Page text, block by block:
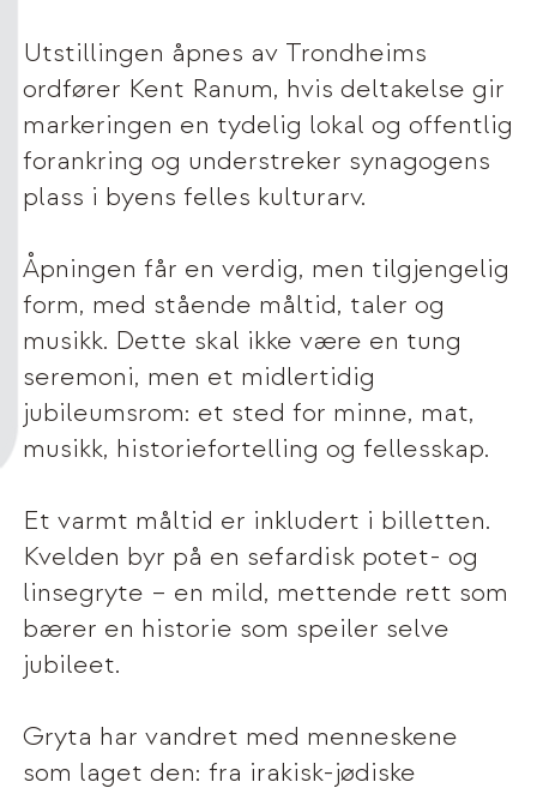
Utstillingen åpnes av Trondheims
ordfører Kent Ranum, hvis deltakelse gir
markeringen en tydelig lokal og offentlig
forankring og understreker synagogens
plass i byens felles kulturarv.
Åpningen får en verdig, men tilgjengelig
form, med stående måltid, taler og
musikk. Dette skal ikke være en tung
seremoni, men et midlertidig
jubileumsrom: et sted for minne, mat,
musikk, historiefortelling og fellesskap.
Et varmt måltid er inkludert i billetten.
Kvelden byr på en sefardisk potet- og
linsegryte – en mild, mettende rett som
bærer en historie som speiler selve
jubileet.
Gryta har vandret med menneskene
som laget den: fra irakisk-jødiske